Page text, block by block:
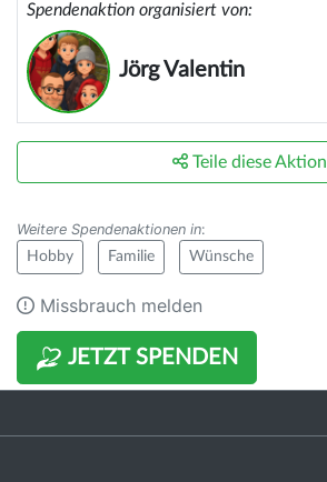
Spendenaktion organisiert von:
Jörg Valentin
JETZT SPENDEN
Teile diese Aktion
Weitere Spendenaktionen in:
Hobby Familie Wünsche
Missbrauch melden